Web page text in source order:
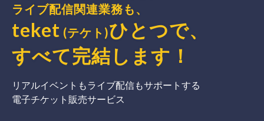
ライブ配信関連業務も、
teket (テケト)ひとつで、
すべて完結 します ！
リアルイベントもライブ配信もサポートする
電子チケット販売サービス